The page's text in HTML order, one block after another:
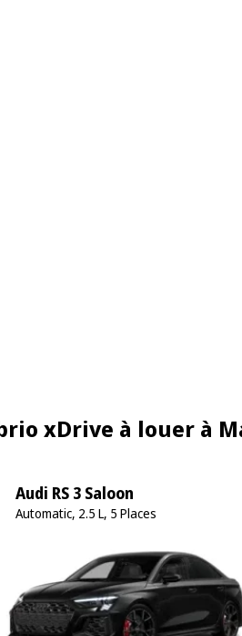
xDrive à louer à
Audi RS 3 Saloon
Automatic, 2.5 L, 5 Places